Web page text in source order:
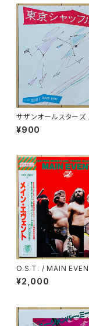
サザンオールスターズ
ャッフル
¥900
O.S.T. / MAIN
プロレス・テーマ・ソン
ション)
¥2,000